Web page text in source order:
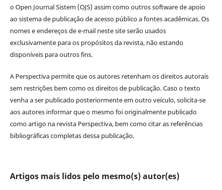
o Open Journal Sistem (OJS) assim como outros software de apoio
ao sistema de publicação de acesso público a fontes acadêmicas. Os
nomes e endereços de e-mail neste site serão usados
exclusivamente para os propósitos da revista, não estando
disponíveis para outros fins.
A Perspectiva permite que os autores retenham os direitos autorais
sem restrições bem como os direitos de publicação. Caso o texto
venha a ser publicado posteriormente em outro veículo, solicita-se
aos autores informar que o mesmo foi originalmente publicado
como artigo na revista Perspectiva, bem como citar as referências
bibliográficas completas dessa publicação.
Artigos mais lidos pelo mesmo(s) autor(es)